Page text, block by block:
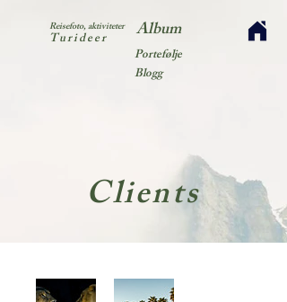
Reisefoto, aktiviteter
Turideer Album
Portefølje
Blogg
Clients